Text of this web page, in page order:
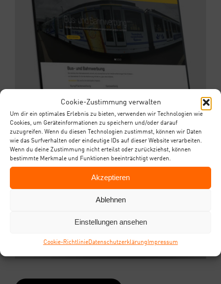
Cookie-Zustimmung verwalten
Um dir ein optimales Erlebnis zu bieten, verwenden wir Technologien wie
Cookies, um Geräteinformationen zu speichern und/oder darauf
zuzugreifen. Wenn du diesen Technologien zustimmst, können wir Daten
wie das Surfverhalten oder eindeutige IDs auf dieser Website verarbeiten.
Wenn du deine Zustimmung nicht erteilst oder zurückziehst, können
bestimmte Merkmale und Funktionen beeinträchtigt werden.
Akzeptieren
Ablehnen
Einstellungen ansehen
Coo­kie-Richt­li­nieDaten­schutz­er­klä­rung Impres­sum